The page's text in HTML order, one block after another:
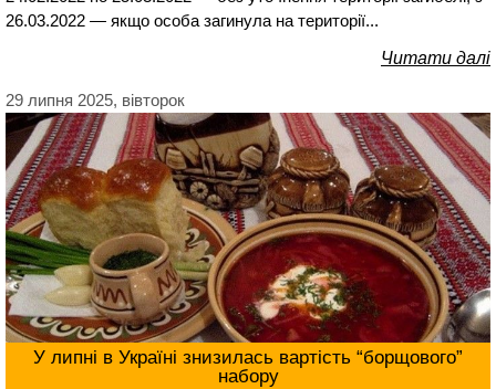
26.03.2022 — якщо особа загинула на території...
Читати далі
29 липня 2025, вівторок
У липні в Україні знизилась вартість “борщового”
набору